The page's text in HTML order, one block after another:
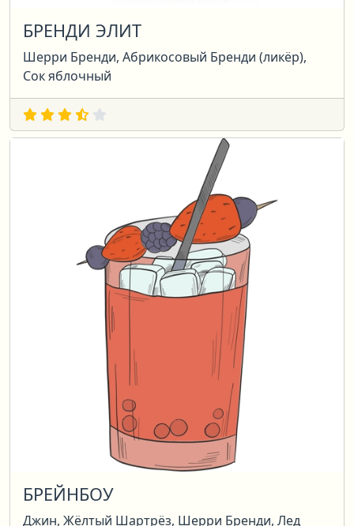
БРЕНДИ ЭЛИТ
Шерри Бренди, Абрикосовый Бренди (ликёр),
Сок яблочный
БРЕЙНБОУ
Джин, Жёлтый Шартрёз, Шерри Бренди, Лед